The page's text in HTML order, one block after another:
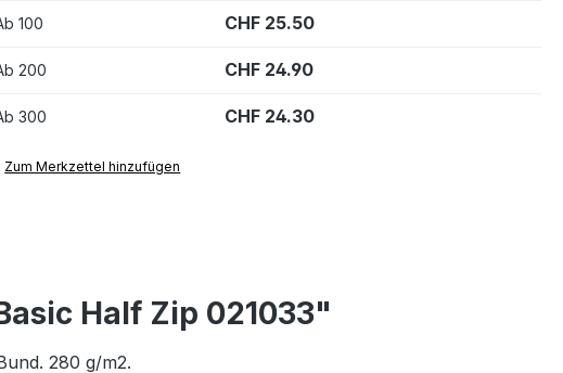
100 CHF 25.50
200 CHF 24.90
300 CHF 24.30
Zum Merkzettel hinzufügen
Half Zip 021033"
280 g/m2.